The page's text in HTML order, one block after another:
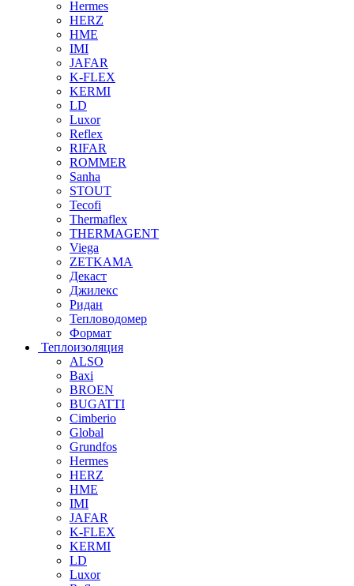
Hermes
HERZ
HME
IMI
JAFAR
K-FLEX
KERMI
LD
Luxor
Reflex
RIFAR
ROMMER
Sanha
STOUT
Tecofi
Thermaflex
THERMAGENT
Viega
ZETKAMA
Декаст
Джилекс
Ридан
Тепловодомер
Формат
Теплоизоляция
ALSO
Baxi
BROEN
BUGATTI
Cimberio
Global
Grundfos
Hermes
HERZ
HME
IMI
JAFAR
K-FLEX
KERMI
LD
Luxor